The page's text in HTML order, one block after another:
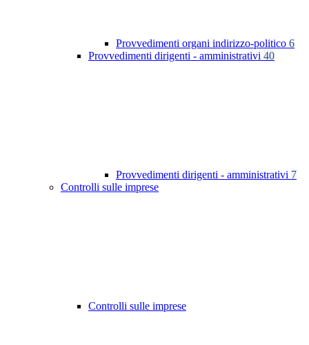
Provvedimenti organi indirizzo-politico 6
Provvedimenti dirigenti - amministrativi 40
Provvedimenti dirigenti - amministrativi 7
Controlli sulle imprese
Controlli sulle imprese